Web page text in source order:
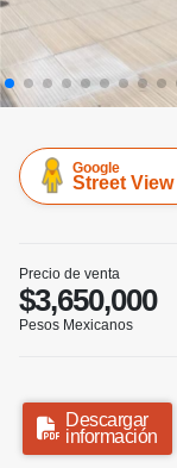
Google
Street View
Precio de venta
$3,650,000
Pesos Mexicanos
Descargar
información